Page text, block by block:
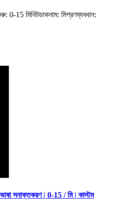
15 মিনিটডাকনাম: মিশ্রণব্যবধান:
সনাক্তকরণ | 0-15 / মি | কাস্টম